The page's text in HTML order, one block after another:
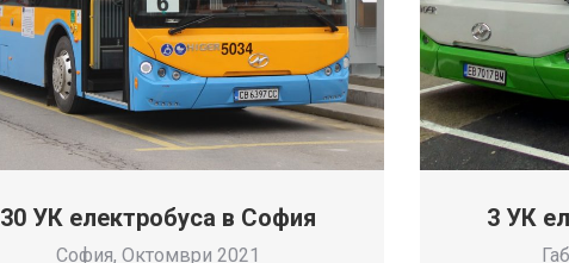
30 УК електробуса в София
София, Октомври 2021
3 УК